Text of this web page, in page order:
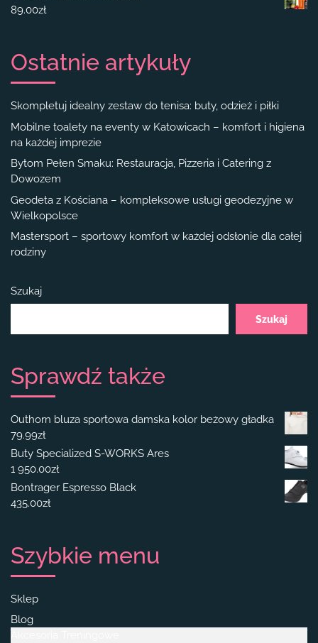
89.00zł
Ostatnie artykuły
Skompletuj idealny zestaw do tenisa: buty, odzież i piłki
Mobilne toalety na eventy w Katowicach – komfort i higiena
na każdej imprezie
Bytom Pełen Smaku: Restauracja, Pizzeria i Catering z
Dowozem
Geodeta z Kościana – kompleksowe usługi geodezyjne w
Wielkopolsce
Mastersport – sportowy komfort w każdej odsłonie dla całej
rodziny
Szukaj
Szukaj
Sprawdź także
Outhorn bluza sportowa damska kolor beżowy gładka
79.99zł
Buty Specialized S-WORKS Ares
1 950.00zł
Bontrager Espresso Black
435.00zł
Szybkie menu
Sklep
Blog